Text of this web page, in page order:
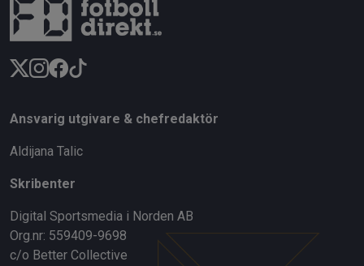
Ansvarig utgivare & chefredaktör
Aldijana Talic
Skribenter
Digital Sportsmedia i Norden AB
Org.nr: 559409-9698
c/o Better Collective